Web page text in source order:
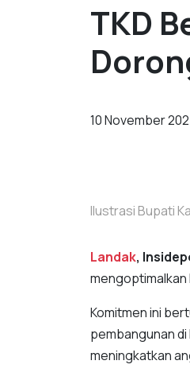
TKD
10 November
Ilustrasi Bupati
Landak,
mengoptimalkan
Komitmen ini
pembangunan
meningkatkan